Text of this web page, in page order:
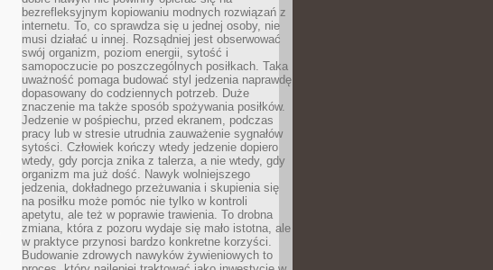
bezrefleksyjnym kopiowaniu modnych rozwiązań z
internetu. To, co sprawdza się u jednej osoby, nie
musi działać u innej. Rozsądniej jest obserwować
swój organizm, poziom energii, sytość i
samopoczucie po poszczególnych posiłkach. Taka
uważność pomaga budować styl jedzenia naprawdę
dopasowany do codziennych potrzeb. Duże
znaczenie ma także sposób spożywania posiłków.
Jedzenie w pośpiechu, przed ekranem, podczas
pracy lub w stresie utrudnia zauważenie sygnałów
sytości. Człowiek kończy wtedy jedzenie dopiero
wtedy, gdy porcja znika z talerza, a nie wtedy, gdy
organizm ma już dość. Nawyk wolniejszego
jedzenia, dokładnego przeżuwania i skupienia się
na posiłku może pomóc nie tylko w kontroli
apetytu, ale też w poprawie trawienia. To drobna
zmiana, która z pozoru wydaje się mało istotna, ale
w praktyce przynosi bardzo konkretne korzyści.
Budowanie zdrowych nawyków żywieniowych to